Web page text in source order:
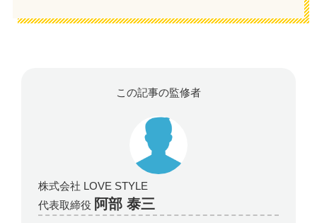
この記事の監修者
株式会社 LOVE STYLE
代表取締役 阿部 泰三